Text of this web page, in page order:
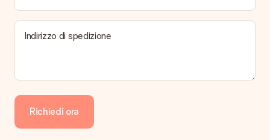
Indirizzo di spedizione
Richiedi ora